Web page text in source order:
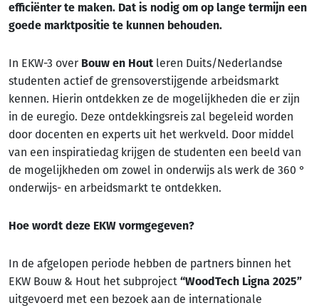
efficiënter te maken. Dat is nodig om op lange termijn een
goede marktpositie te kunnen behouden.
In EKW-3 over Bouw en Hout leren Duits/Nederlandse
studenten actief de grensoverstijgende arbeidsmarkt
kennen. Hierin ontdekken ze de mogelijkheden die er zijn
in de euregio. Deze ontdekkingsreis zal begeleid worden
door docenten en experts uit het werkveld. Door middel
van een inspiratiedag krijgen de studenten een beeld van
de mogelijkheden om zowel in onderwijs als werk de 360 °
onderwijs- en arbeidsmarkt te ontdekken.
Hoe wordt deze EKW vormgegeven?
In de afgelopen periode hebben de partners binnen het
EKW Bouw & Hout het subproject “WoodTech Ligna 2025”
uitgevoerd met een bezoek aan de internationale